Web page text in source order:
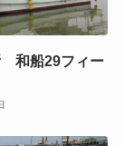
和船29フィー